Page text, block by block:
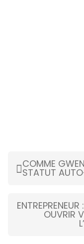
COMME
STATUT
OUVRIR